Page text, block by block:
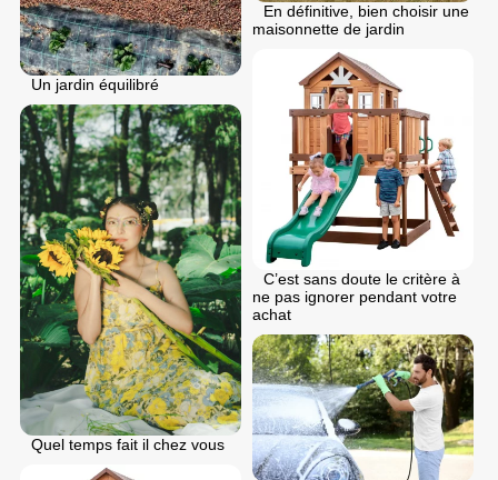
Un jardin équilibré
En définitive, bien choisir une
maisonnette de jardin
C’est sans doute le critère à
ne pas ignorer pendant votre
achat
Quel temps fait il chez vous